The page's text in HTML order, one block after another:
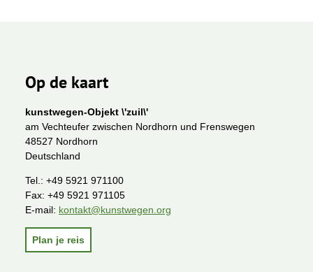
Op de kaart
kunstwegen-Objekt \'zuil\'
am Vechteufer zwischen Nordhorn und Frenswegen
48527 Nordhorn
Deutschland
Tel.: +49 5921 971100
Fax: +49 5921 971105
E-mail: kontakt@kunstwegen.org
Plan je reis